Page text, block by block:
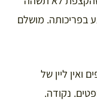
בפריכותה. מושלם
ואין ליין של
נקודה.